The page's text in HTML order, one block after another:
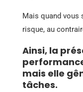
Mais quand vous
risque, au
Ainsi, la
mais elle
tâches.